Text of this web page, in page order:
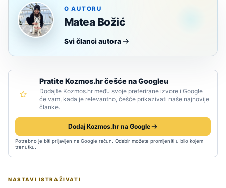
O AUTORU
Matea Božić
Svi članci autora
Pratite Kozmos.hr češće na Googleu
Dodajte Kozmos.hr među svoje preferirane izvore i Google
će vam, kada je relevantno, češće prikazivati naše najnovije
članke.
Dodaj Kozmos.hr na Google
Potrebno je biti prijavljen na Google račun. Odabir možete promijeniti u bilo kojem
trenutku.
NASTAVI ISTRAŽIVATI